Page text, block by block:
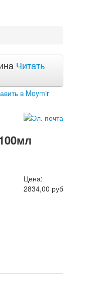
Читать
Цена:
2834,00 руб